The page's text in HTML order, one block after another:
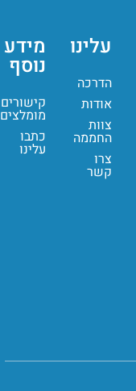
עלינו
הדרכה
אודות
צוות
החממה
צרו
קשר
מידע
נוסף
קישורים
מומלצים
כתבו
עלינו